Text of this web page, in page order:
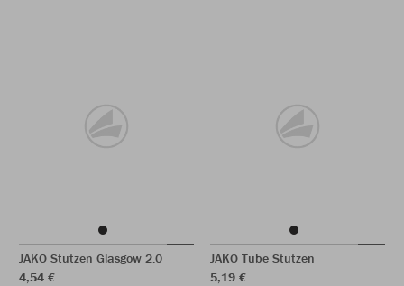
JAKO Stutzen Glasgow 2.0
4,54 €
JAKO Tube Stutzen
5,19 €